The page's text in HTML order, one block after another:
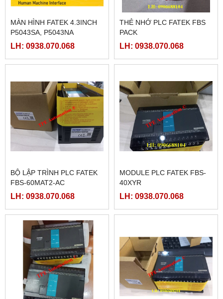
MÀN HÌNH FATEK 4.3INCH
P5043SA, P5043NA
LH: 0938.070.068
THẺ NHỚ PLC FATEK FBS
PACK
LH: 0938.070.068
BỘ LẬP TRÌNH PLC FATEK
FBS-60MAT2-AC
LH: 0938.070.068
MODULE PLC FATEK FBS-
40XYR
LH: 0938.070.068